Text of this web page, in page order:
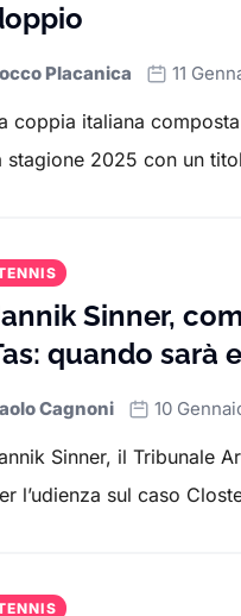
Placanica 11
coppia italiana
stagione 2025 con un
Sinner,
quando sarà
Cagnoni 10
Sinner, il Tribunale
l’udienza sul caso